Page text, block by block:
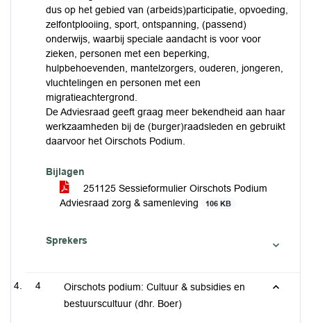
dus op het gebied van (arbeids)participatie, opvoeding,
zelfontplooiing, sport, ontspanning, (passend)
onderwijs, waarbij speciale aandacht is voor voor
zieken, personen met een beperking,
hulpbehoevenden, mantelzorgers, ouderen, jongeren,
vluchtelingen en personen met een
migratieachtergrond.
De Adviesraad geeft graag meer bekendheid aan haar
werkzaamheden bij de (burger)raadsleden en gebruikt
daarvoor het Oirschots Podium.
Bijlagen
251125 Sessieformulier Oirschots Podium
Adviesraad zorg & samenleving
106 KB
Sprekers
4
Oirschots podium: Cultuur & subsidies en
bestuurscultuur (dhr. Boer)